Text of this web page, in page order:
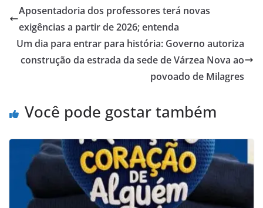
Aposentadoria dos professores terá novas
exigências a partir de 2026; entenda
Um dia para entrar para história: Governo autoriza
construção da estrada da sede de Várzea Nova ao
povoado de Milagres
Você pode gostar também